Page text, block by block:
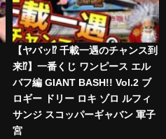
【ヤバッ⁉︎ 千載一遇のチャンス到
来⁉︎】一番くじ ワンピース エル
バフ編 GIANT BASH!! Vol.2 ブ
ロギー ドリー ロキ ゾロ ルフィ
サンジ スコッパーギャバン 軍子
宮